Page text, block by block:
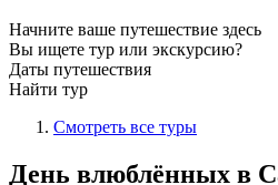
Начните ваше путешествие здесь
Вы ищете тур или экскурсию?
Даты путешествия
Найти тур
Смотреть все туры
День влюблённых в